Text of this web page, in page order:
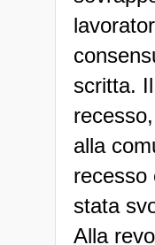
scritta.
alla
recesso
stata
Alla